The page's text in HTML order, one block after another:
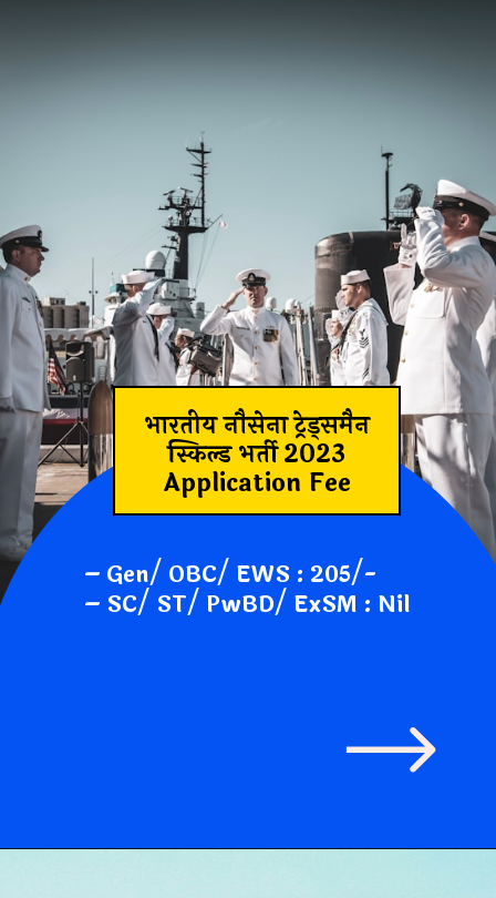
भारतीय नौसेना ट्रेड्समैन
स्किल्ड भर्ती 2023
Application Fee
– Gen/ OBC/ EWS : 205/-
– SC/ ST/ PwBD/ ExSM : Nil